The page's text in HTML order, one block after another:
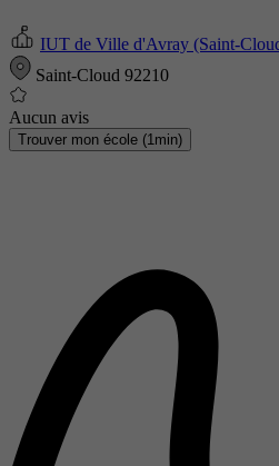
IUT de Ville d'Avray (Saint-
Saint-Cloud 92210
Aucun avis
Trouver mon école (1min)